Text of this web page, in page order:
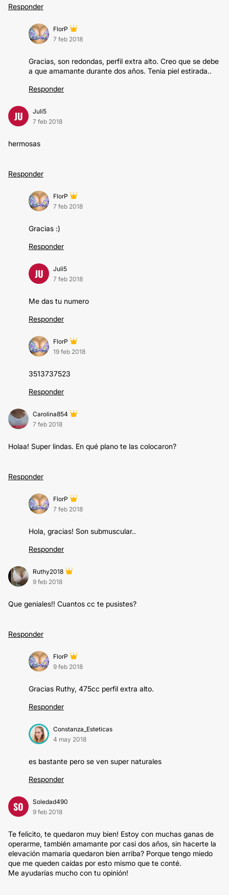
Responder
FlorP
7 feb 2018
Gracias, son redondas, perfil extra alto. Creo que se debe
a que amamante durante dos años. Tenia piel estirada..
Responder
JU
Juli5
7 feb 2018
hermosas
Responder
FlorP
7 feb 2018
Gracias :)
Responder
JU
Juli5
7 feb 2018
Me das tu numero
Responder
FlorP
19 feb 2018
3513737523
Responder
Carolina854
7 feb 2018
Holaa! Super lindas. En qué plano te las colocaron?
Responder
FlorP
7 feb 2018
Hola, gracias! Son submuscular..
Responder
Ruthy2018
9 feb 2018
Que geniales!! Cuantos cc te pusistes?
Responder
FlorP
9 feb 2018
Gracias Ruthy, 475cc perfil extra alto.
Responder
Constanza_Esteticas
4 may 2018
es bastante pero se ven super naturales
Responder
SO
Soledad490
9 feb 2018
Te felicito, te quedaron muy bien! Estoy con muchas ganas de
operarme, también amamante por casi dos años, sin hacerte la
elevación mamaria quedaron bien arriba? Porque tengo miedo
que me queden caídas por esto mismo que te conté.
Me ayudarías mucho con tu opinión!